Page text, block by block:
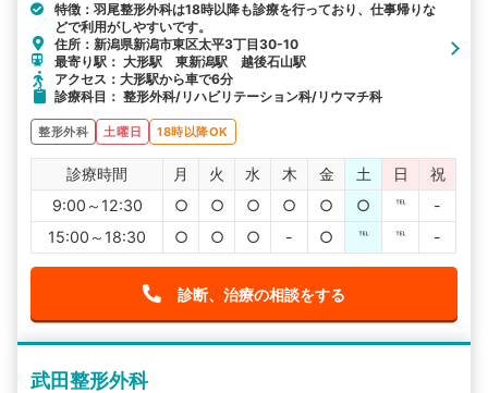
特徴：羽尾整形外科は18時以降も診療を行っており、仕事帰りな
どで利用がしやすいです。
住所：新潟県新潟市東区太平3丁目30-10
最寄り駅： 大形駅 東新潟駅 越後石山駅
アクセス：大形駅から車で6分
診療科目： 整形外科/リハビリテーション科/リウマチ科
整形外科 土曜日 18時以降OK
診療時間 月 火 水 木 金 土 日
祝
9:00～12:30
○ ○ ○ ○ ○ ○ ℡
-
15:00～18:30
○ ○ ○ - ○ ℡ ℡ -
診断、治療の相談をする
武田整形外科